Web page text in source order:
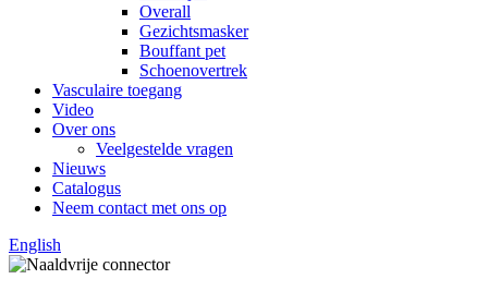
Overall
Gezichtsmasker
Bouffant pet
Schoenovertrek
Vasculaire toegang
Video
Over ons
Veelgestelde vragen
Nieuws
Catalogus
Neem contact met ons op
English